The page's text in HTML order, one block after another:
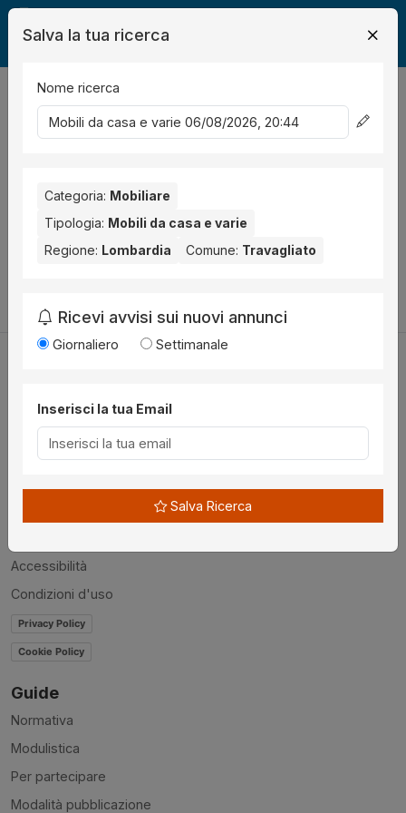
Legalmente Mobili
Mobili da casa e varie
Nessun risultato per il Comune selezionato:
Nessun risultato per la Provincia selezionata:
Prova a modificare i parametri di ricerca:
Utilità
Chi siamo
Accessibilità
Condizioni d'uso
Privacy Policy
Cookie Policy
Guide
Normativa
Modulistica
Per partecipare
Modalità pubblicazione
Salva la tua ricerca
Nome ricerca
Categoria: Mobiliare
Tipologia: Mobili da casa e varie
Regione: Lombardia Comune: Travagliato
Ricevi avvisi sui nuovi annunci
Giornaliero Settimanale
Inserisci la tua Email
Salva Ricerca